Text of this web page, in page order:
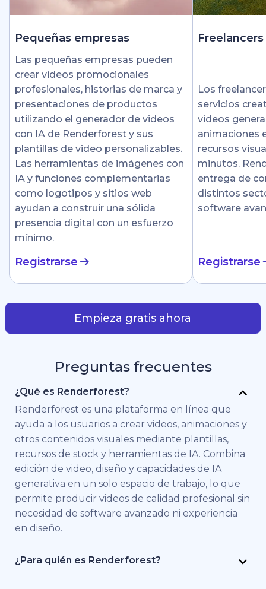
Pequeñas empresas
Las pequeñas empresas pueden
crear videos promocionales
profesionales, historias de marca y
presentaciones de productos
utilizando el generador de videos
con IA de Renderforest y sus
plantillas de video personalizables.
Las herramientas de imágenes con
IA y funciones complementarias
como logotipos y sitios web
ayudan a construir una sólida
presencia digital con un esfuerzo
mínimo.
Registrarse
Freelancers
Los
servicios
videos
animaciones
recursos
minutos.
entrega de
distintos
software
Registrarse
Empieza gratis ahora
Preguntas frecuentes
¿Qué es Renderforest?
Renderforest es una plataforma en línea que
ayuda a los usuarios a crear videos, animaciones y
otros contenidos visuales mediante plantillas,
recursos de stock y herramientas de IA. Combina
edición de video, diseño y capacidades de IA
generativa en un solo espacio de trabajo, lo que
permite producir videos de calidad profesional sin
necesidad de software avanzado ni experiencia
en diseño.
¿Para quién es Renderforest?
Renderforest está pensado para personas y